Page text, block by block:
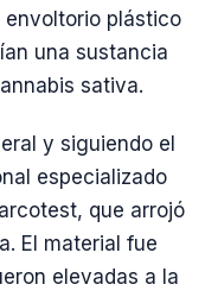
envoltorio plástico
una sustancia
sativa.
y siguiendo el
especializado
que arrojó
El material fue
elevadas a la